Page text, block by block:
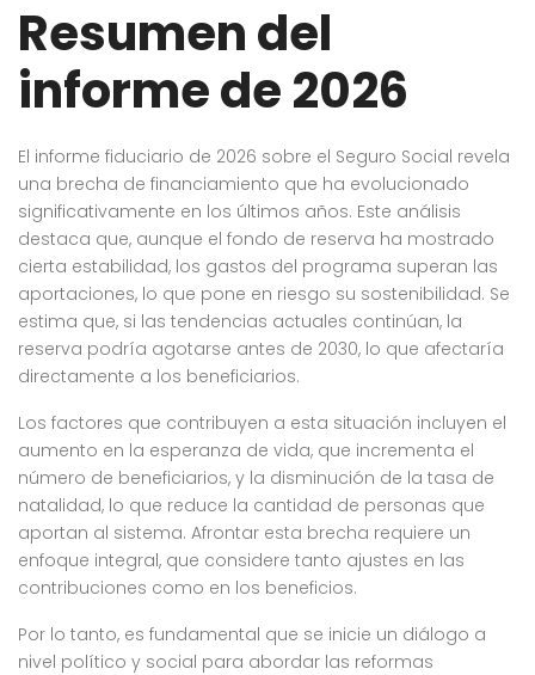
Resumen del
informe de 2026
El informe fiduciario de 2026 sobre el Seguro Social revela
una brecha de financiamiento que ha evolucionado
significativamente en los últimos años. Este análisis
destaca que, aunque el fondo de reserva ha mostrado
cierta estabilidad, los gastos del programa superan las
aportaciones, lo que pone en riesgo su sostenibilidad. Se
estima que, si las tendencias actuales continúan, la
reserva podría agotarse antes de 2030, lo que afectaría
directamente a los beneficiarios.
Los factores que contribuyen a esta situación incluyen el
aumento en la esperanza de vida, que incrementa el
número de beneficiarios, y la disminución de la tasa de
natalidad, lo que reduce la cantidad de personas que
aportan al sistema. Afrontar esta brecha requiere un
enfoque integral, que considere tanto ajustes en las
contribuciones como en los beneficios.
Por lo tanto, es fundamental que se inicie un diálogo a
nivel político y social para abordar las reformas